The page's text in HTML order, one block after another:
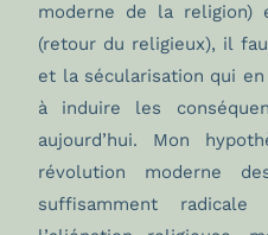
moderne de la
(retour du religieux), il
et la sécularisation qui
à induire les
aujourd’hui. Mon
révolution moderne
suffisamment